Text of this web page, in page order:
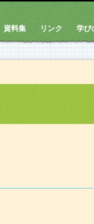
資料集 リンク 学び